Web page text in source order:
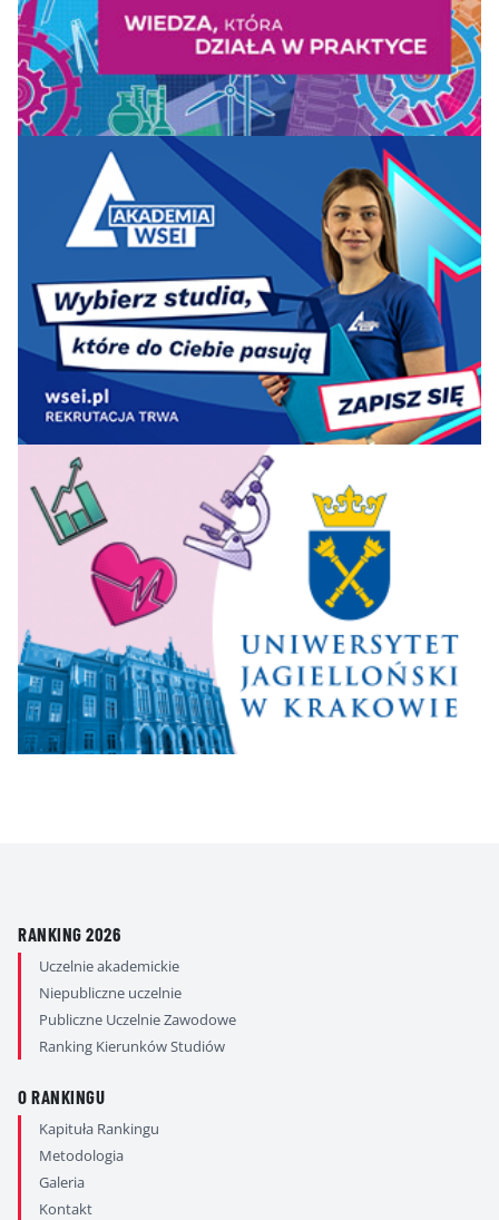
RANKING 2026
Uczelnie akademickie
Niepubliczne uczelnie
Publiczne Uczelnie Zawodowe
Ranking Kierunków Studiów
O RANKINGU
Kapituła Rankingu
Metodologia
Galeria
Kontakt